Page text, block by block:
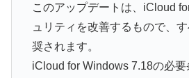
このアップデートは、iCloud
ュリティを改善するもので、
奨されます。
iCloud for Windows 7.18の必要